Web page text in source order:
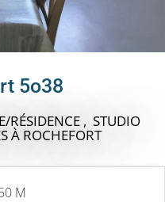
5o38
RÉSIDENCE , STUDIO
À ROCHEFORT
M